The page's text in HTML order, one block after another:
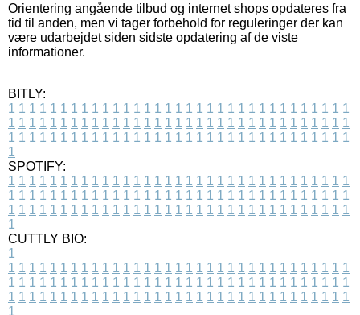
Orientering angående tilbud og internet shops opdateres fra
tid til anden, men vi tager forbehold for reguleringer der kan
være udarbejdet siden sidste opdatering af de viste
informationer.
BITLY:
1 1 1 1 1 1 1 1 1 1 1 1 1 1 1 1 1 1 1 1 1 1 1 1 1 1 1 1 1 1 1 1 1
1 1 1 1 1 1 1 1 1 1 1 1 1 1 1 1 1 1 1 1 1 1 1 1 1 1 1 1 1 1 1 1 1
1 1 1 1 1 1 1 1 1 1 1 1 1 1 1 1 1 1 1 1 1 1 1 1 1 1 1 1 1 1 1 1 1
1
SPOTIFY:
1 1 1 1 1 1 1 1 1 1 1 1 1 1 1 1 1 1 1 1 1 1 1 1 1 1 1 1 1 1 1 1 1
1 1 1 1 1 1 1 1 1 1 1 1 1 1 1 1 1 1 1 1 1 1 1 1 1 1 1 1 1 1 1 1 1
1 1 1 1 1 1 1 1 1 1 1 1 1 1 1 1 1 1 1 1 1 1 1 1 1 1 1 1 1 1 1 1 1
1
CUTTLY BIO:
1
1 1 1 1 1 1 1 1 1 1 1 1 1 1 1 1 1 1 1 1 1 1 1 1 1 1 1 1 1 1 1 1 1
1 1 1 1 1 1 1 1 1 1 1 1 1 1 1 1 1 1 1 1 1 1 1 1 1 1 1 1 1 1 1 1 1
1 1 1 1 1 1 1 1 1 1 1 1 1 1 1 1 1 1 1 1 1 1 1 1 1 1 1 1 1 1 1 1 1
1